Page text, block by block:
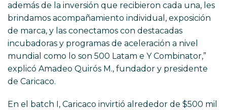
además de la inversión que recibieron cada una, les
brindamos acompañamiento individual, exposición
de marca, y las conectamos con destacadas
incubadoras y programas de aceleración a nivel
mundial como lo son 500 Latam e Y Combinator,”
explicó Amadeo Quirós M., fundador y presidente
de Caricaco.
En el batch I, Caricaco invirtió alrededor de $500 mil